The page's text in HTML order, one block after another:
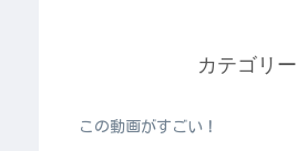
カテゴリー
この動画がすごい！